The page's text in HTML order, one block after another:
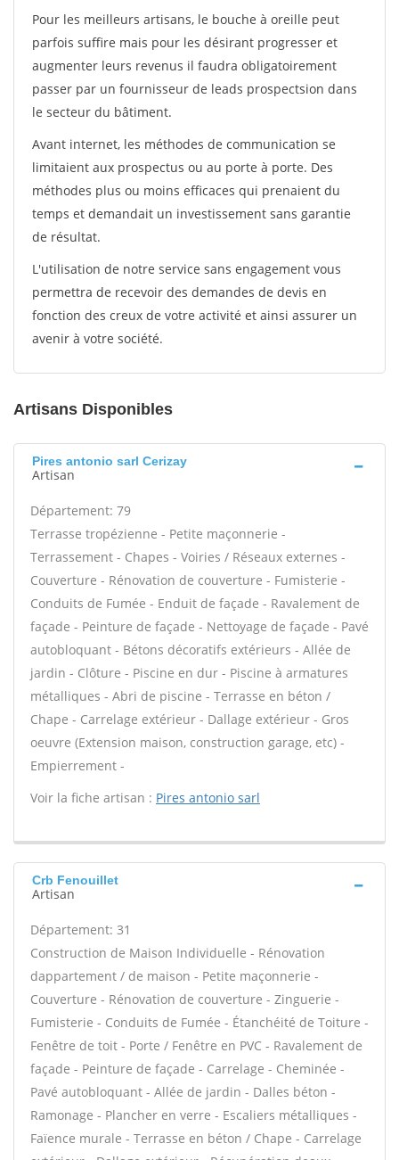
Pour les meilleurs artisans, le bouche à oreille peut
parfois suffire mais pour les désirant progresser et
augmenter leurs revenus il faudra obligatoirement
passer par un fournisseur de leads prospectsion dans
le secteur du bâtiment.
Avant internet, les méthodes de communication se
limitaient aux prospectus ou au porte à porte. Des
méthodes plus ou moins efficaces qui prenaient du
temps et demandait un investissement sans garantie
de résultat.
L'utilisation de notre service sans engagement vous
permettra de recevoir des demandes de devis en
fonction des creux de votre activité et ainsi assurer un
avenir à votre société.
Artisans Disponibles
Pires antonio sarl Cerizay
Artisan
Département: 79
Terrasse tropézienne - Petite maçonnerie -
Terrassement - Chapes - Voiries / Réseaux externes -
Couverture - Rénovation de couverture - Fumisterie -
Conduits de Fumée - Enduit de façade - Ravalement de
façade - Peinture de façade - Nettoyage de façade - Pavé
autobloquant - Bétons décoratifs extérieurs - Allée de
jardin - Clôture - Piscine en dur - Piscine à armatures
métalliques - Abri de piscine - Terrasse en béton /
Chape - Carrelage extérieur - Dallage extérieur - Gros
oeuvre (Extension maison, construction garage, etc) -
Empierrement -
Voir la fiche artisan : Pires antonio sarl
Crb Fenouillet
Artisan
Département: 31
Construction de Maison Individuelle - Rénovation
dappartement / de maison - Petite maçonnerie -
Couverture - Rénovation de couverture - Zinguerie -
Fumisterie - Conduits de Fumée - Étanchéité de Toiture -
Fenêtre de toit - Porte / Fenêtre en PVC - Ravalement de
façade - Peinture de façade - Carrelage - Cheminée -
Pavé autobloquant - Allée de jardin - Dalles béton -
Ramonage - Plancher en verre - Escaliers métalliques -
Faïence murale - Terrasse en béton / Chape - Carrelage